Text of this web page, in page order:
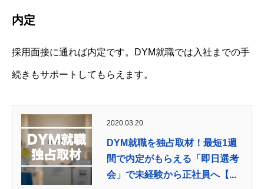
内定
採用面接に通れば内定です。DYM就職では入社までの手
続きもサポートしてもらえます。
2020.03.20
DYM就職を独占取材！最短1週
間で内定がもらえる「即日選考
会」で未経験から正社員へ【...